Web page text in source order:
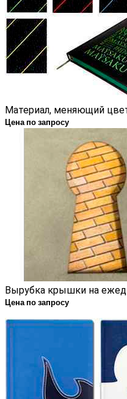
Материал, меняющий
Цена по запросу
Вырубка крышки на
Цена по запросу